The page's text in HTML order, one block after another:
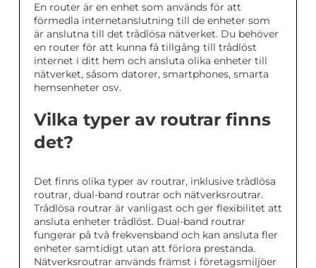
En router är en enhet som används för att
förmedla internetanslutning till de enheter som
är anslutna till det trådlösa nätverket. Du behöver
en router för att kunna få tillgång till trådlöst
internet i ditt hem och ansluta olika enheter till
nätverket, såsom datorer, smartphones, smarta
hemsenheter osv.
Vilka typer av routrar finns
det?
Det finns olika typer av routrar, inklusive trådlösa
routrar, dual-band routrar och nätverksroutrar.
Trådlösa routrar är vanligast och ger flexibilitet att
ansluta enheter trådlöst. Dual-band routrar
fungerar på två frekvensband och kan ansluta fler
enheter samtidigt utan att förlora prestanda.
Nätverksroutrar används främst i företagsmiljöer